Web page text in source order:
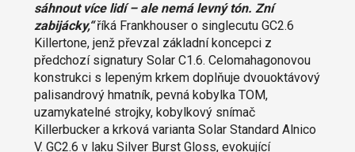
sáhnout více lidí – ale nemá levný tón. Zní
zabijácky,“říká Frankhouser o singlecutu GC2.6
Killertone, jenž převzal základní koncepci z
předchozí signatury Solar C1.6. Celomahagonovou
konstrukci s lepeným krkem doplňuje dvouoktávový
palisandrový hmatník, pevná kobylka TOM,
uzamykatelné strojky, kobylkový snímač
Killerbucker a krková varianta Solar Standard Alnico
V. GC2.6 v laku Silver Burst Gloss, evokující